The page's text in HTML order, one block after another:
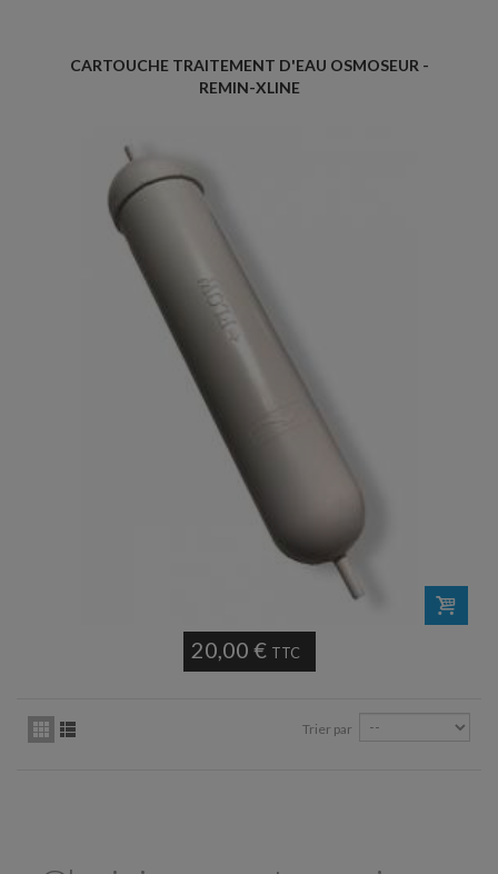
CARTOUCHE TRAITEMENT D'EAU OSMOSEUR -
REMIN-XLINE
20,00 € TTC
Trier par